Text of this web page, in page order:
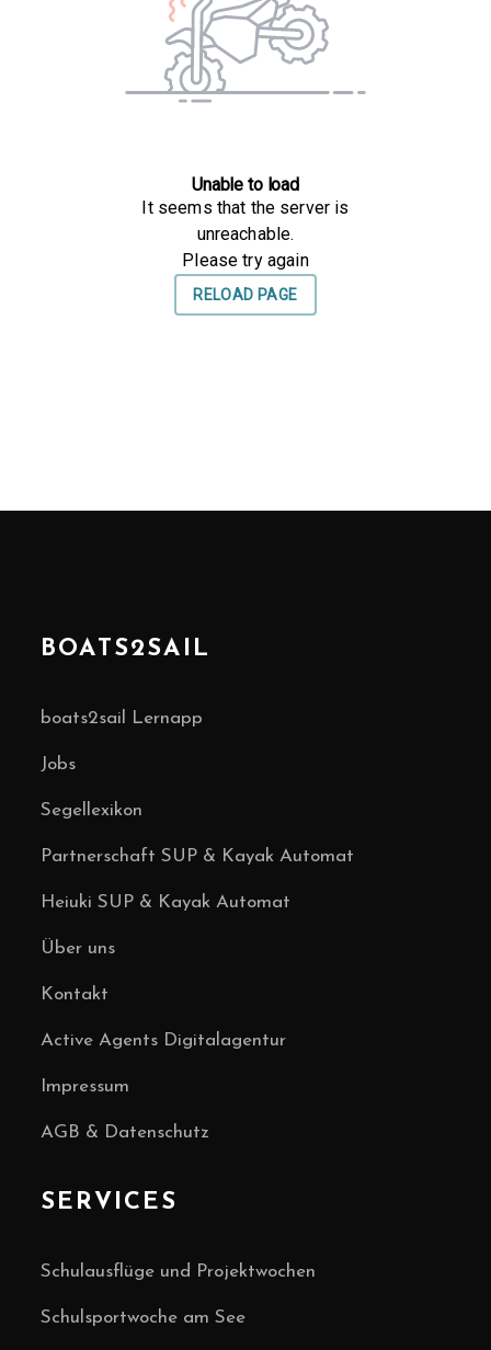
BOATS2SAIL
boats2sail Lernapp
Jobs
Segellexikon
Partnerschaft SUP & Kayak Automat
Heiuki SUP & Kayak Automat
Über uns
Kontakt
Active Agents Digitalagentur
Impressum
AGB & Datenschutz
SERVICES
Schulausflüge und Projektwochen
Schulsportwoche am See